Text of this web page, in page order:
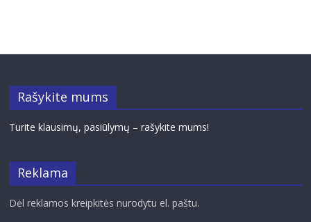
Rašykite mums
Turite klausimų, pasiūlymų – rašykite mums!
Reklama
Dėl reklamos kreipkitės nurodytu el. paštu.